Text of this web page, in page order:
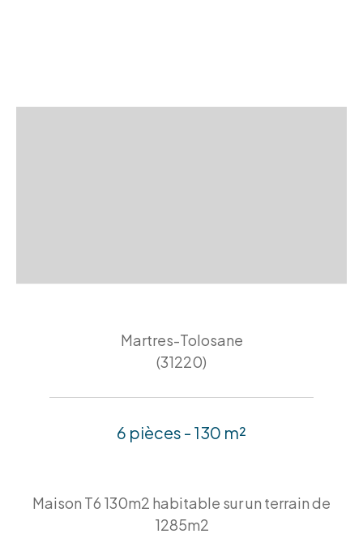
Martres-Tolosane
(31220)
6 pièces - 130 m²
Maison T6 130m2 habitable sur un terrain de
1285m2